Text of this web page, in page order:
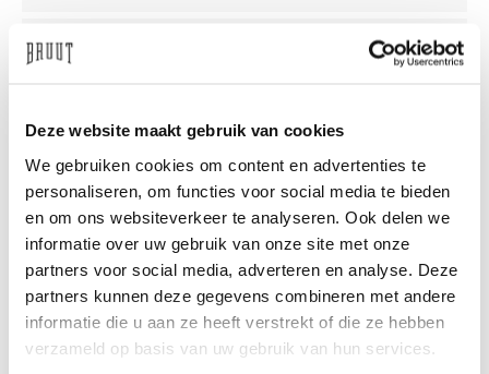
Deze website maakt gebruik van cookies
We gebruiken cookies om content en advertenties te
personaliseren, om functies voor social media te bieden
en om ons websiteverkeer te analyseren. Ook delen we
informatie over uw gebruik van onze site met onze
partners voor social media, adverteren en analyse. Deze
partners kunnen deze gegevens combineren met andere
informatie die u aan ze heeft verstrekt of die ze hebben
verzameld op basis van uw gebruik van hun services.
Need help?We're glad to help
info@bruut.nl Live chat Whatsapp
About this product
Shipment and returns
Related products